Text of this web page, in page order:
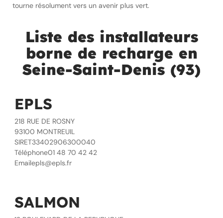
tourne résolument vers un avenir plus vert.
Liste des installateurs
borne de recharge en
Seine-Saint-Denis (93)
EPLS
218 RUE DE ROSNY
93100 MONTREUIL
SIRET33402906300040
Téléphone01 48 70 42 42
Emailepls@epls.fr
SALMON